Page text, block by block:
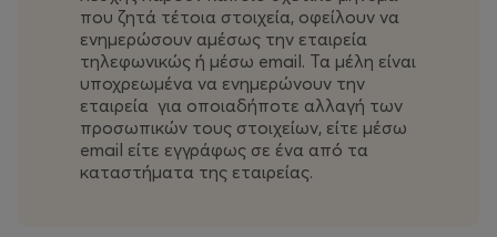
που ζητά τέτοια στοιχεία, οφείλουν να
ενημερώσουν αμέσως την εταιρεία
τηλεφωνικώς ή μέσω email. Τα μέλη είναι
υποχρεωμένα να ενημερώνουν την
εταιρεία για οποιαδήποτε αλλαγή των
προσωπικών τους στοιχείων, είτε μέσω
email είτε εγγράφως σε ένα από τα
καταστήματα της εταιρείας.